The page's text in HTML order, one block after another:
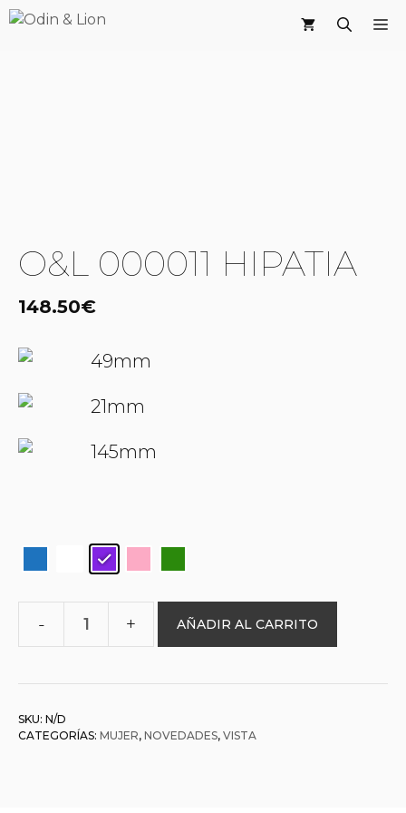
Saltar
O&L 000011 HIPATIA
148.50€
49mm
21mm
145mm
HIPATIA
AÑADIR AL CARRITO
SKU: N/D
CATEGORÍAS: MUJER, NOVEDADES, VISTA